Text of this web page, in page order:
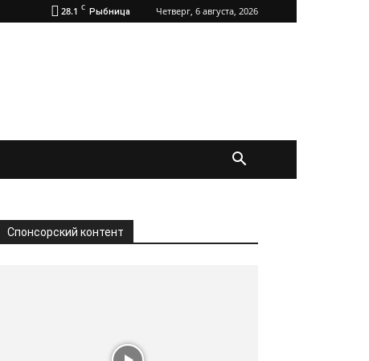
28.1 C Рыбница Четверг, 6 августа, 2026
Спонсорский контент